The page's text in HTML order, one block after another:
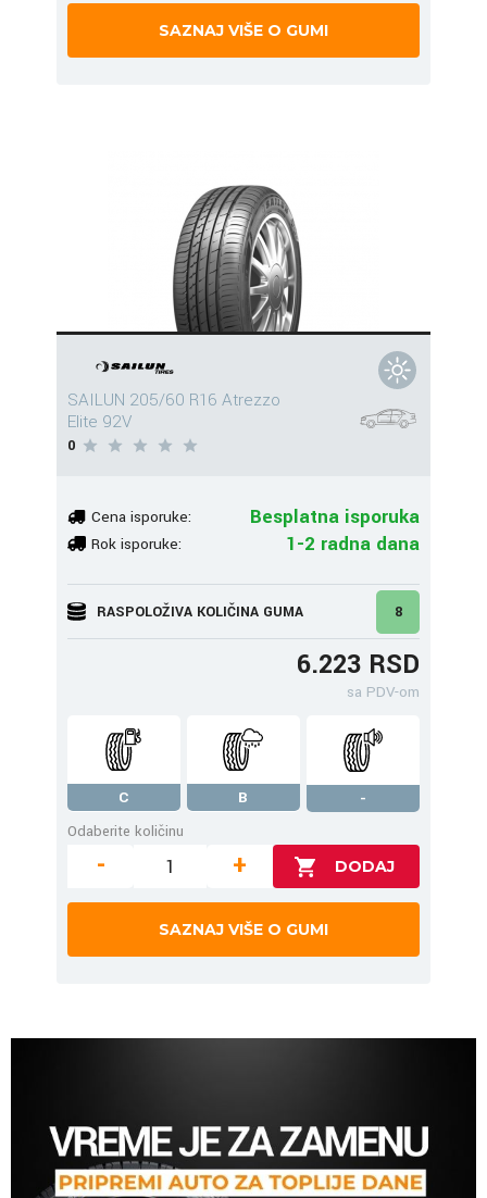
SAZNAJ VIŠE O GUMI
SAILUN 205/60 R16 Atrezzo
Elite 92V
0
Cena isporuke: Besplatna isporuka
Rok isporuke: 1-2 radna dana
RASPOLOŽIVA KOLIČINA GUMA 8
6.223 RSD
sa PDV-om
C B
-
Odaberite količinu
- +
SAZNAJ VIŠE O GUMI